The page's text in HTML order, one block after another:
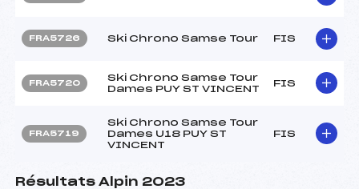
FRA5726 Ski Chrono Samse Tour FIS
FRA5720
Ski Chrono Samse Tour
Dames PUY ST VINCENT
FIS
FRA5719
Ski Chrono Samse Tour
Dames U18 PUY ST
VINCENT
FIS
Résultats Alpin 2023